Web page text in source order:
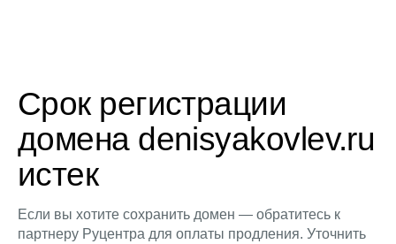
Срок регистрации
домена denisyakovlev.ru
истек
Если вы хотите сохранить домен — обратитесь к
партнеру Руцентра для оплаты продления. Уточнить